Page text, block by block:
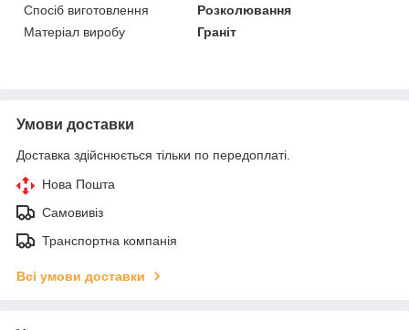
Спосіб виготовлення
Розколювання
Матеріал виробу
Граніт
Умови доставки
Доставка здійснюється тільки по передоплаті.
Нова Пошта
Самовивіз
Транспортна компанія
Всі умови доставки